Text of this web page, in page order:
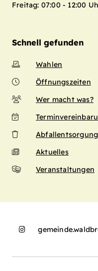
Freitag: 07:00 - 12:00
Schnell gefunden
Wahlen
Öffnungszeiten
Wer macht was?
Abfallentsorgung
Aktuelles
Veranstaltungen